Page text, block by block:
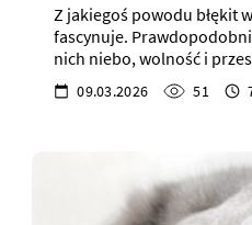
Z jakiegoś powodu błękit
fascynuje.
nich niebo, wolność i
09.03.2026 51